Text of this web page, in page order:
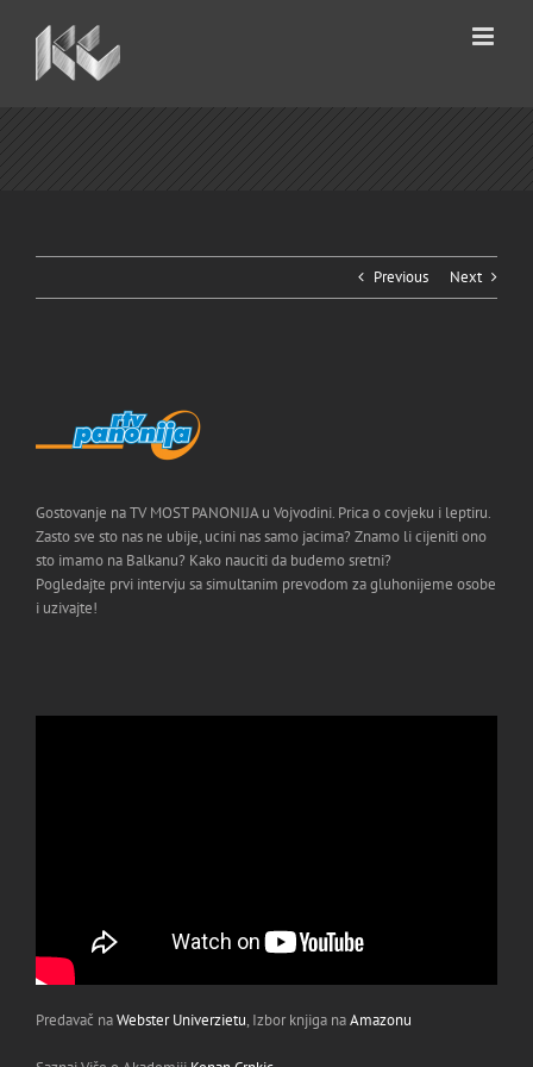
content
Previous Next
Gostovanje na TV MOST PANONIJA u Vojvodini. Prica o covjeku i leptiru.
Zasto sve sto nas ne ubije, ucini nas samo jacima? Znamo li cijeniti ono
sto imamo na Balkanu? Kako nauciti da budemo sretni?
Pogledajte prvi intervju sa simultanim prevodom za gluhonijeme osobe
i uzivajte!
Predavač naWebster Univerzietu, Izbor knjiga naAmazonu